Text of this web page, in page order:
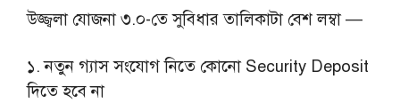
উজ্জ্বলা যোজনা ৩.০-তে সুবিধার তালিকাটা বেশ লম্বা —
১. নতুন গ্যাস সংযোগ নিতে কোনো Security Deposit
দিতে হবে না